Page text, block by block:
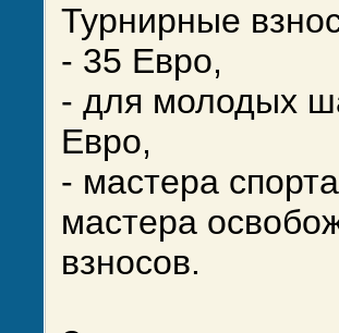
Турнирные
- 35 Евро,
- для молодых
Евро,
- мастера
мастера
взносов.